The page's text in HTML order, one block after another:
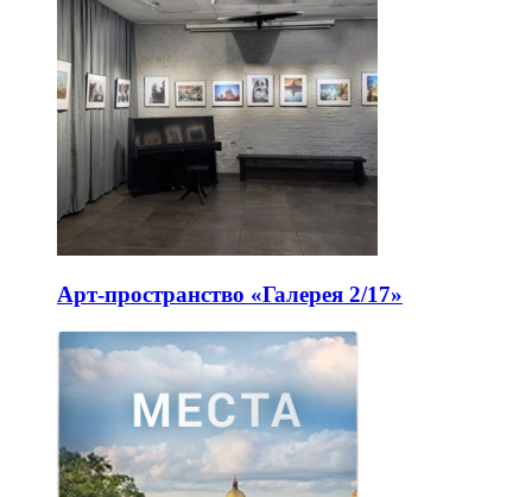
Арт-пространство «Галерея 2/17»